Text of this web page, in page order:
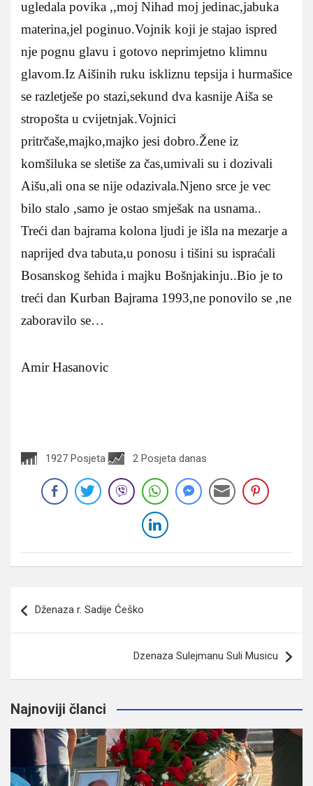
ugledala povika ,,moj Nihad moj jedinac,jabuka
materina,jel poginuo.Vojnik koji je stajao ispred
nje pognu glavu i gotovo neprimjetno klimnu
glavom.Iz Aišinih ruku iskliznu tepsija i hurmašice
se razletješe po stazi,sekund dva kasnije Aiša se
stropošta u cvijetnjak.Vojnici
pritrčaše,majko,majko jesi dobro.Žene iz
komšiluka se sletiše za čas,umivali su i dozivali
Aišu,ali ona se nije odazivala.Njeno srce je vec
bilo stalo ,samo je ostao smješak na usnama..
Treći dan bajrama kolona ljudi je išla na mezarje a
naprijed dva tabuta,u ponosu i tišini su ispraćali
Bosanskog šehida i majku Bošnjakinju..Bio je to
treći dan Kurban Bajrama 1993,ne ponovilo se ,ne
zaboravilo se…
Amir Hasanovic
1927 Posjeta 2 Posjeta danas
članaka
Dženaza r. Sadije Ćeško
Dzenaza Sulejmanu Suli Musicu
Najnoviji članci